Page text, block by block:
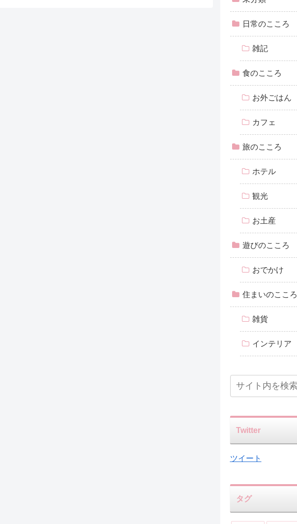
日常のこころ
雑記
食のこころ
お外ごはん
カフェ
旅のこころ
ホテル
観光
お土産
遊びのこころ
おでかけ
住まいのこころ
雑貨
インテリア
Twitter
ツイート
タグ